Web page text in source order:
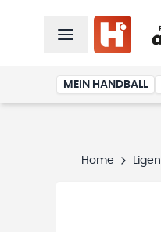
MEIN HANDBALL
Home Ligen